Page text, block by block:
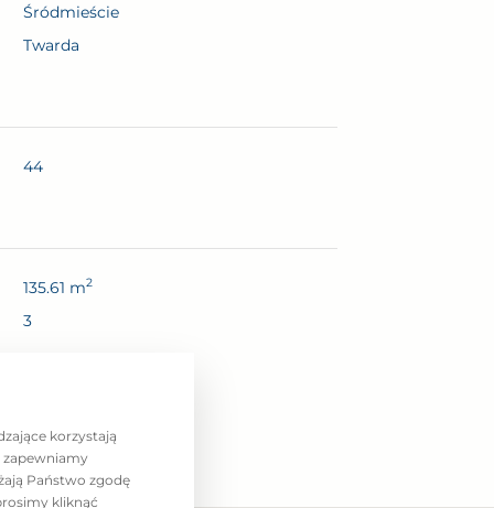
Śródmieście
Twarda
44
135.61 m2
3
korzystają
zapewniamy
Państwo zgodę
kliknąć